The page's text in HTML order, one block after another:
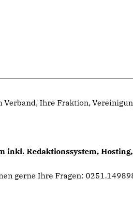
Verband, Ihre Fraktion,
inkl. Redaktionssystem,
gerne Ihre Fragen: